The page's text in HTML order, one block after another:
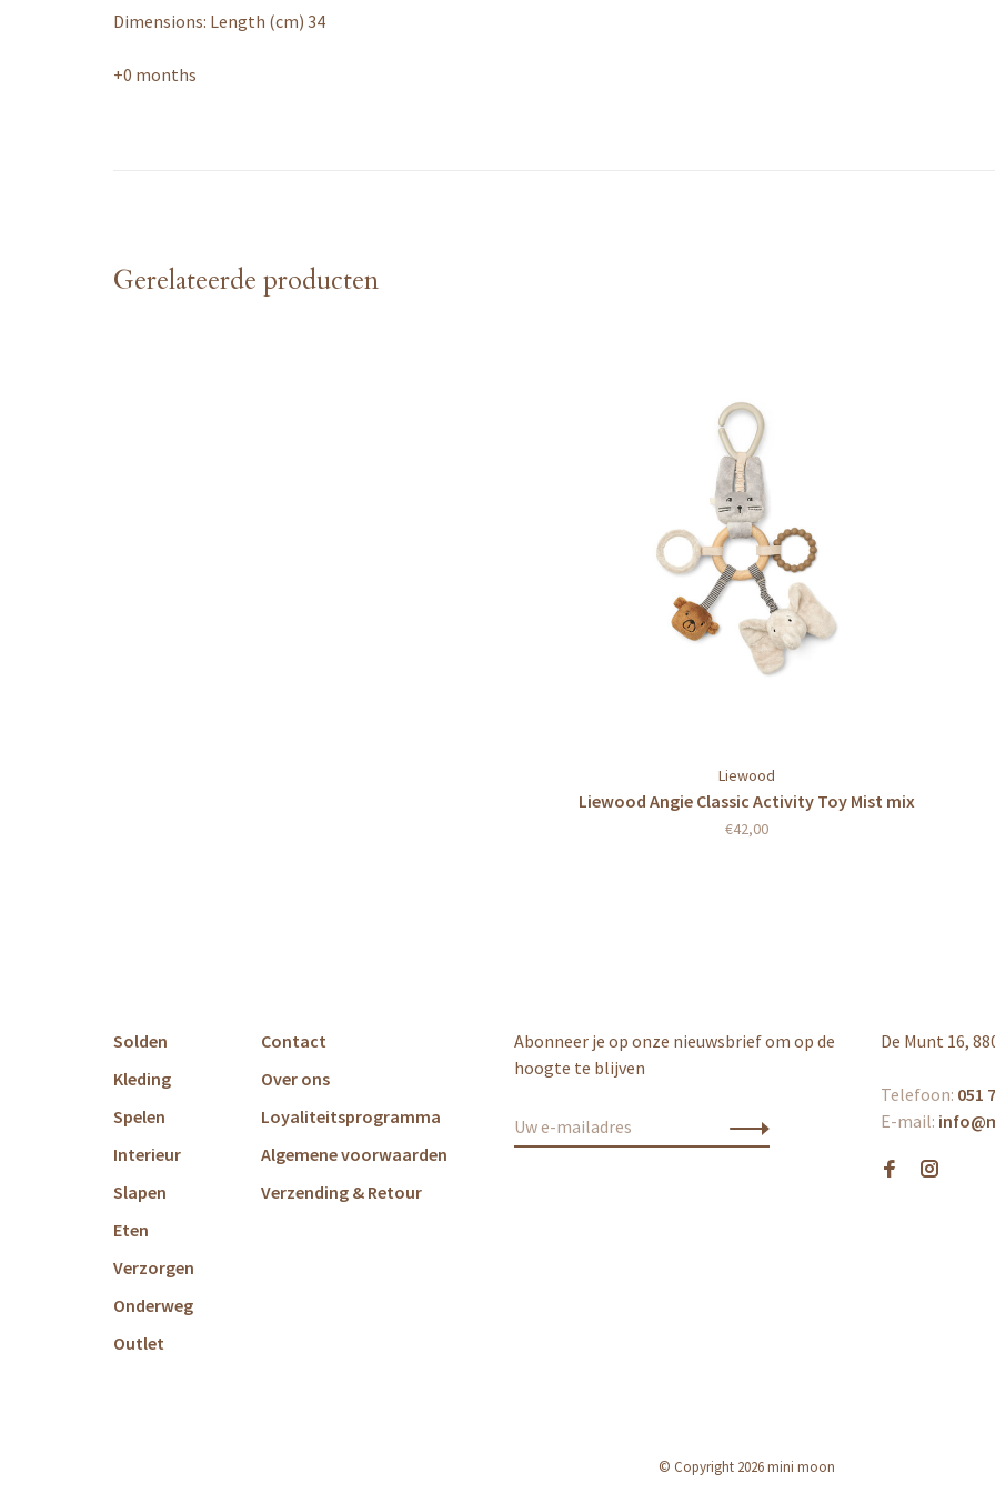
Dimensions: Length (cm) 34
+0 months
Gerelateerde producten
Liewood
Liewood Angie Classic Activity Toy Mist mix
€42,00
Solden
Kleding
Spelen
Interieur
Slapen
Eten
Verzorgen
Onderweg
Outlet
Contact
Over ons
Loyaliteitsprogramma
Algemene voorwaarden
Verzending & Retour
Abonneer je op onze nieuwsbrief om op de
hoogte te blijven
De Munt 16,
Telefoon: 051
E-mail:
© Copyright 2026 mini moon